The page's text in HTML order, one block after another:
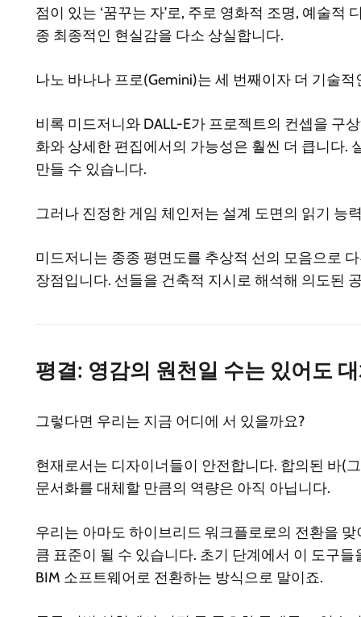
점이 있는 ‘꿈꾸는 자’로, 주로 영화적 조명, 예술적
종 최종적인 현실감을 다소 상실합니다.
나노 바나나 프로(Gemini)는 세 번째이자 더 기술적
비록 미드저니와 DALL-E가 프로젝트의 컨셉을 구
화와 상세한 편집에서의 가능성은 훨씬 더 큽니다.
만들 수 있습니다.
그러나 진정한 게임 체인저는 설계 도면의 읽기 능
미드저니는 종종 평면도를 추상적 선의 모음으로
장점입니다. 선들을 건축적 지시로 해석해 의도된
평결: 영감의 원천일 수는 있어도
그렇다면 우리는 지금 어디에 서 있을까요?
현재로서는 디자이너들이 안전합니다. 합의된 바(
문서화를 대체할 만큼의 역량은 아직 아닙니다.
우리는 아마도 하이브리드 워크플로로의 전환을
큼 표준이 될 수 있습니다. 초기 단계에서 이 도구들
BIM 소프트웨어로 전환하는 방식으로 말이죠.